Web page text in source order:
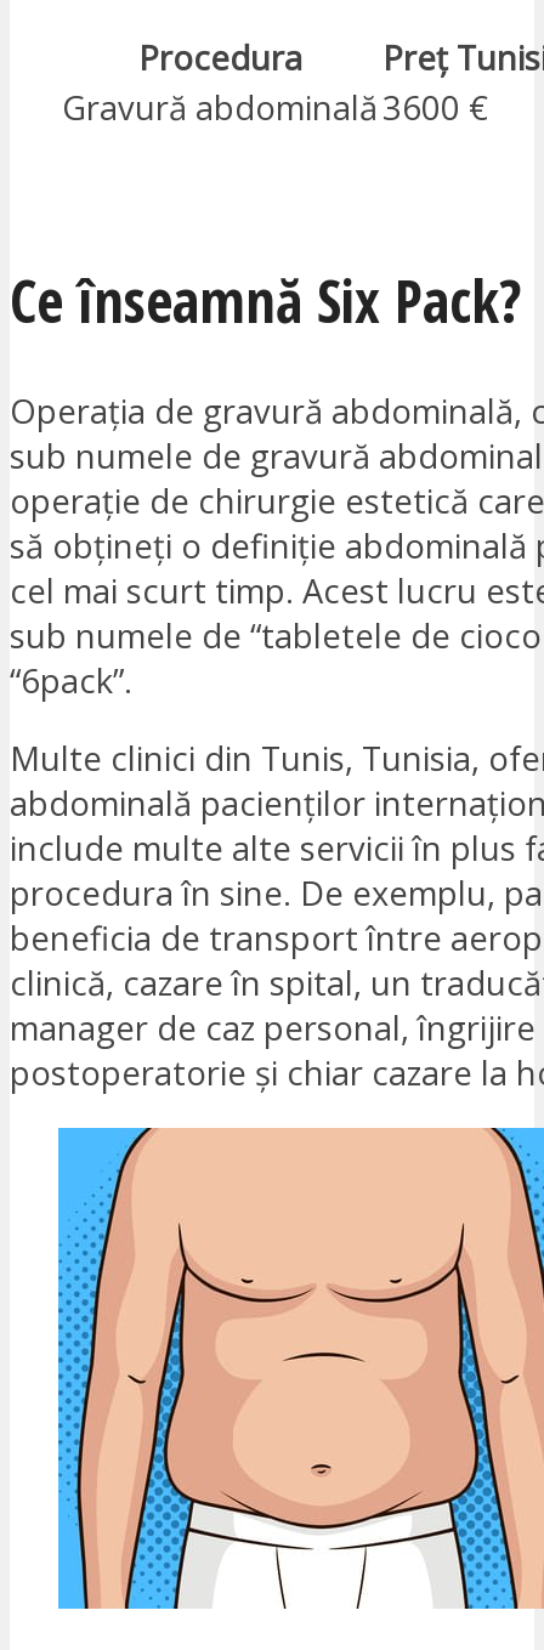
Procedura
Preț
Gravură abdominală3600 €
Ce înseamnă Six Pack?
Operația de gravură abdominală,
sub numele de gravură
operație de chirurgie estetică
să obțineți o definiție abdominală
cel mai scurt timp. Acest lucru
sub numele de “tabletele de
“6pack”.
Multe clinici din Tunis, Tunisia,
abdominală pacienților
include multe alte servicii în plus
procedura în sine. De exemplu,
beneficia de transport între
clinică, cazare în spital, un
manager de caz personal,
postoperatorie și chiar cazare la